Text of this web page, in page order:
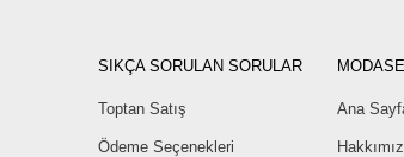
SIKÇA SORULAN SORULAR
Toptan Satış
Ödeme Seçenekleri
Ana